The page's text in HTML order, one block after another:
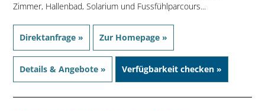
Zimmer, Hallenbad, Solarium und Fussfühlparcours...
Direktanfrage » Zur Homepage »
Details & Angebote » Verfügbarkeit checken »